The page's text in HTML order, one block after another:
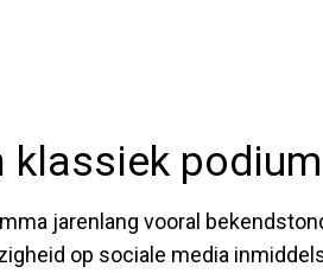
klassiek
jarenlang vooral
op sociale media